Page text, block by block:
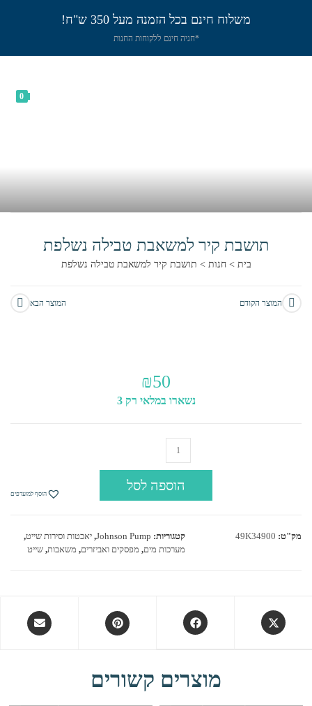
משלוח חינם בכל הזמנה מעל 350 ש"ח!
*חניה חינם ללקוחות החנות
0
תושבת קיר למשאבת טבילה נשלפת
בית >חנות > תושבת קיר למשאבת טבילה נשלפת
המוצר הקודם המוצר הבא
₪50
נשארו במלאי רק 3
כמות
קיר
למשאבת
נשלפת
הוספה לסל
הוסף למועדפים
מק"ט: 49K34900 קטגוריות: Johnson Pump
,יאכטות וסירות שייט,
מערכות מים, מפסקים ואביזרים, משאבות,שייט
Opens
in
Opens
in
window
Opens
in
window
Opens
in
מוצרים קשורים